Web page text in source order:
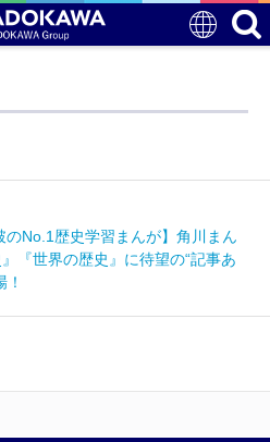
のNo.1歴史学習まんが】角川まん
『世界の歴史』に待望の“記事あ